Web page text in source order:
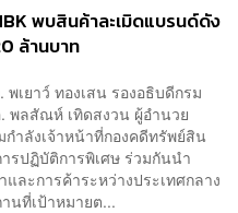
พบสินค้าละเมิดแบรนด์ดัง
ล้านบาท
เยาว์ ทองเสน รองอธิบดีกรม
พลสัณห์ เทิดสงวน ผู้อำนวย
ำลังเจ้าหน้าที่กองคดีทรัพย์สิน
รปฏิบัติการพิเศษ ร่วมกันนำ
ะการค้าระหว่างประเทศกลาง
นที่เป้าหมายต...